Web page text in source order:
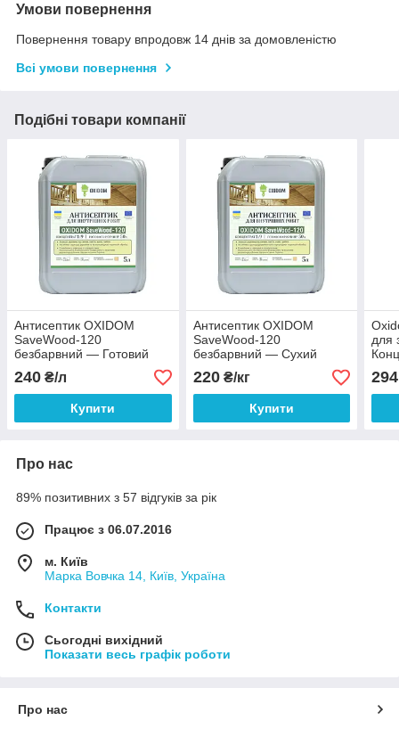
Умови повернення
Повернення товару впродовж 14 днів за домовленістю
Всі умови повернення
Подібні товари компанії
Антисептик OXIDOM
SaveWood-120
безбарвний — Готовий
розчин 5 л
240 ₴/л
Купити
Антисептик OXIDOM
SaveWood-120
безбарвний — Сухий
концентрат 3 кг
220₴/кг
Купити
для
294
Про нас
89% позитивних з 57 відгуків за рік
Працює з 06.07.2016
м. Київ
Марка Вовчка 14, Київ, Україна
Контакти
Сьогодні вихідний
Показати весь графік роботи
Про нас